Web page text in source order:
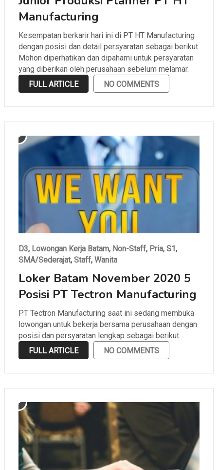
Manufacturing
Kesempatan berkarir hari ini di PT HT Manufacturing
dengan posisi dan detail persyaratan sebagai berikut.
Mohon diperhatikan dan dipahami untuk persyaratan
yang diberikan oleh perusahaan sebelum melamar.
FULL ARTICLE
NO COMMENTS
D3, Lowongan Kerja Batam, Non-Staff, Pria, S1,
SMA/Sederajat, Staff, Wanita
Loker Batam November 2020 5
Posisi PT Tectron Manufacturing
PT Tectron Manufacturing saat ini sedang membuka
lowongan untuk bekerja bersama perusahaan dengan
posisi dan persyaratan lengkap sebagai berikut.
FULL ARTICLE
NO COMMENTS